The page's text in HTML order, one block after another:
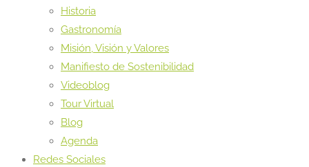
Historia
Gastronomía
Misión, Visión y Valores
Manifiesto de Sostenibilidad
Videoblog
Tour Virtual
Blog
Agenda
Redes Sociales